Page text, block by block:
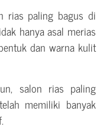
rias paling bagus di
hanya asal merias
dan warna kulit
salon rias paling
memiliki banyak